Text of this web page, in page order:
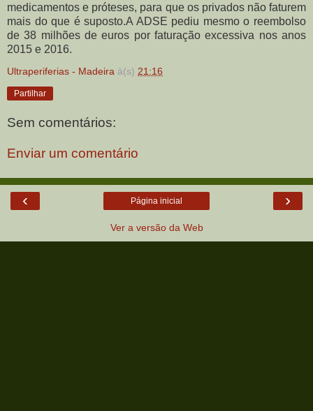
medicamentos e próteses, para que os privados não faturem
mais do que é suposto.A ADSE pediu mesmo o reembolso
de 38 milhões de euros por faturação excessiva nos anos
2015 e 2016.
Ultraperiferias - Madeira à(s) 21:16
Partilhar
Sem comentários:
Enviar um comentário
‹ ›
Página inicial
Ver a versão da Web